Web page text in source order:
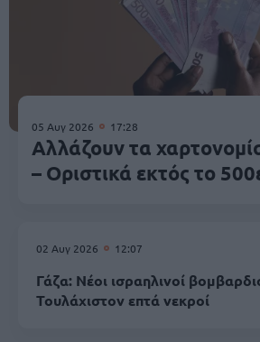
05 Αυγ 2026 17:28
Αλλάζουν τα
– Οριστικά εκτός το
02 Αυγ 2026 12:07
Γάζα: Νέοι ισραηλινοί
Τουλάχιστον επτά νεκροί